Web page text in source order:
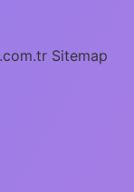
Sitemap